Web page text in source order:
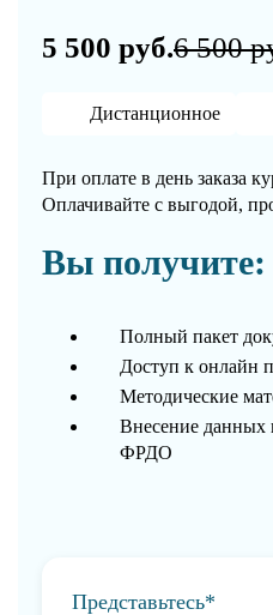
5 500 руб.6 500
Дистанционное
При оплате в день заказа
Оплачивайте с выгодой,
Вы получите:
Полный пакет
Доступ к онлайн
Методические
Внесение данных
ФРДО
Представьтесь*